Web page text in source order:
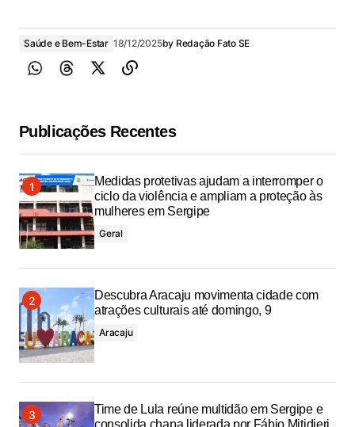
Saúde e Bem-Estar 18/12/2025by Redação Fato SE
Publicações Recentes
Medidas protetivas ajudam a interromper o
ciclo da violência e ampliam a proteção às
mulheres em Sergipe
Geral
Descubra Aracaju movimenta cidade com
atrações culturais até domingo, 9
Aracaju
Time de Lula reúne multidão em Sergipe e